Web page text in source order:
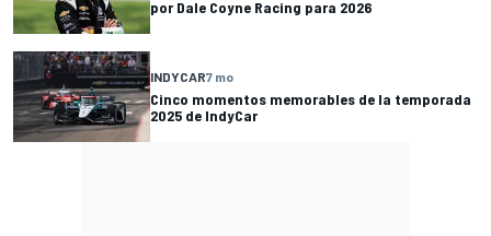
por Dale Coyne Racing para 2026
INDYCAR7 mo
Cinco momentos memorables de la temporada
2025 de IndyCar